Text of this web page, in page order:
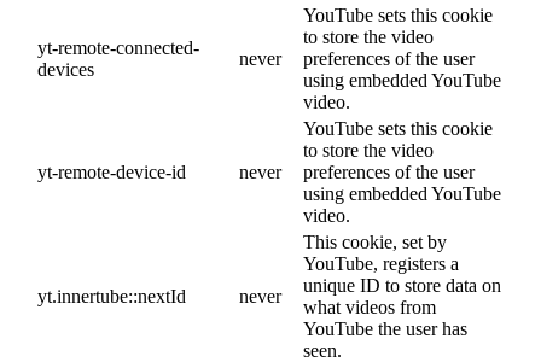
yt-remote-connected-
devices
never
YouTube sets this cookie
to store the video
preferences of the user
using embedded YouTube
video.
yt-remote-device-id never
YouTube sets this cookie
to store the video
preferences of the user
using embedded YouTube
video.
yt.innertube::nextId never
This cookie, set by
YouTube, registers a
unique ID to store data on
what videos from
YouTube the user has
seen.